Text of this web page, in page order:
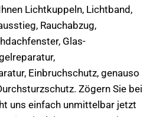
Lichtkuppeln, Lichtband,
Rauchabzug,
Glas-
Einbruchschutz, genauso
Zögern Sie bei
uns einfach unmittelbar jetzt